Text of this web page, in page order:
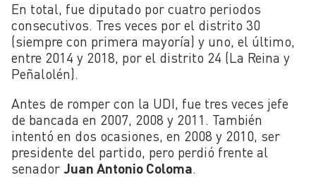
En total, fue diputado por cuatro periodos
consecutivos. Tres veces por el distrito 30
(siempre con primera mayoría) y uno, el último,
entre 2014 y 2018, por el distrito 24 (La Reina y
Peñalolén).
Antes de romper con la UDI, fue tres veces jefe
de bancada en 2007, 2008 y 2011. También
intentó en dos ocasiones, en 2008 y 2010, ser
presidente del partido, pero perdió frente al
senador Juan Antonio Coloma.